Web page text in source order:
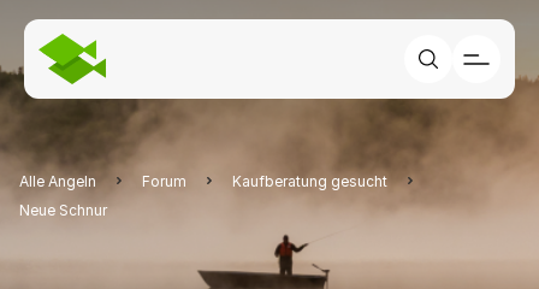
Alle Angeln Forum
Kaufberatung gesucht
Neue Schnur